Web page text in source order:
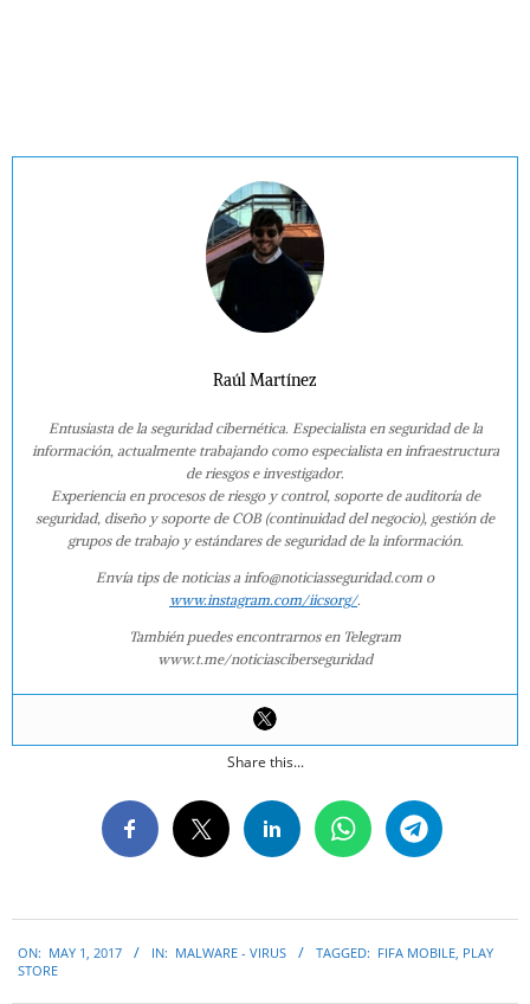
Raúl Martínez
Entusiasta de la seguridad cibernética. Especialista en seguridad de la
información, actualmente trabajando como especialista en infraestructura
de riesgos e investigador.
Experiencia en procesos de riesgo y control, soporte de auditoría de
seguridad, diseño y soporte de COB (continuidad del negocio), gestión de
grupos de trabajo y estándares de seguridad de la información.
Envía tips de noticias a info@noticiasseguridad.com o
www.instagram.com/iicsorg/.
También puedes encontrarnos en Telegram
www.t.me/noticiasciberseguridad
Share this...
05-
ON: MAY 1, 2017 IN: MALWARE - VIRUS TAGGED: FIFA MOBILE, PLAY
STORE